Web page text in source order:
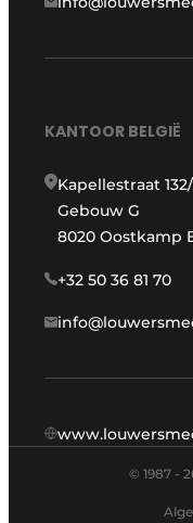
KANTOOR BELGIË
Kapellestraat 132/
Gebouw G
8020 Oostkamp
+32 50 36 81 70
© 1987 -